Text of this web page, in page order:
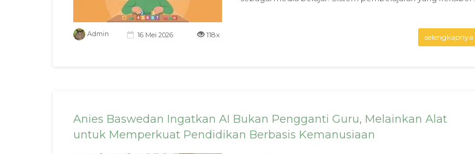
Admin 16 Mei 2026 118x selengkapnya
Anies Baswedan Ingatkan AI Bukan Pengganti Guru, Melainkan Alat
untuk Memperkuat Pendidikan Berbasis Kemanusiaan